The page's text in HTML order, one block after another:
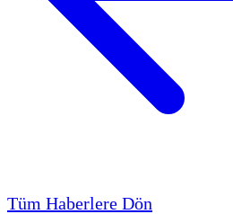
Tüm Haberlere Dön